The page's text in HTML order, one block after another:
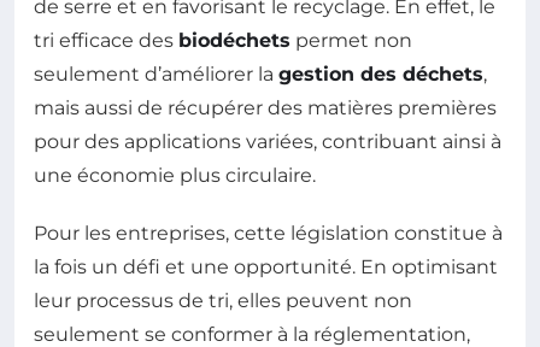
de serre et en favorisant le recyclage. En effet, le
tri efficace des biodéchets permet non
seulement d’améliorer la gestion des déchets,
mais aussi de récupérer des matières premières
pour des applications variées, contribuant ainsi à
une économie plus circulaire.
Pour les entreprises, cette législation constitue à
la fois un défi et une opportunité. En optimisant
leur processus de tri, elles peuvent non
seulement se conformer à la réglementation,